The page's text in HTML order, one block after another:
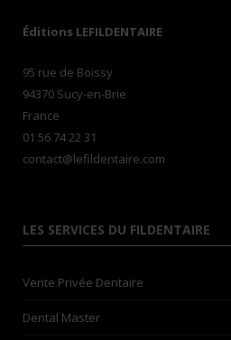
Éditions LEFILDENTAIRE
95 rue de Boissy
94370 Sucy-en-Brie
France
01 56 74 22 31
contact@lefildentaire.com
LES SERVICES DU FILDENTAIRE
Vente Privée Dentaire
Dental Master